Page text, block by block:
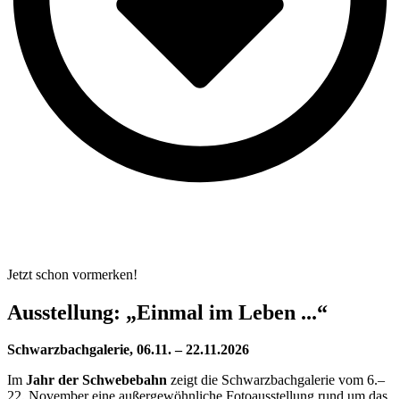
Jetzt schon vormerken!
Ausstellung: „Einmal im Leben ...“
Schwarzbachgalerie, 06.11. – 22.11.2026
Im Jahr der Schwebebahn zeigt die Schwarzbachgalerie vom 6.–